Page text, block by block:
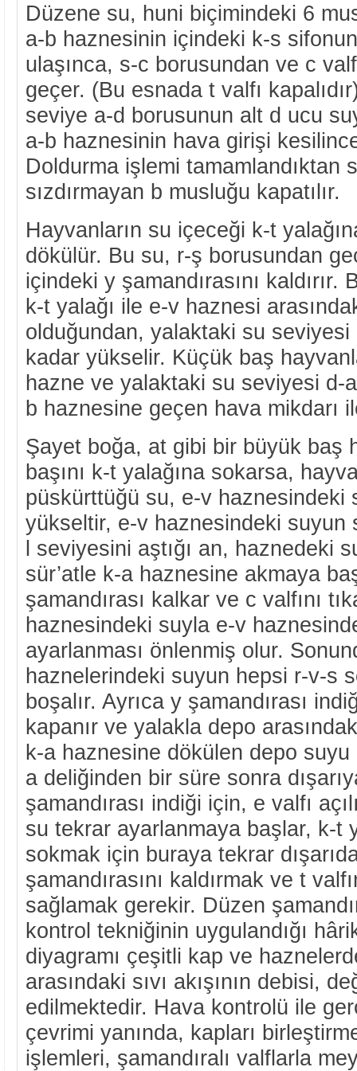
Düzene su, huni biçimindeki 6
a-b haznesinin içindeki k-s
ulaşınca, s-c borusundan ve c
geçer. (Bu esnada t valfı
seviye a-d borusunun alt d ucu
a-b haznesinin hava girişi
Doldurma işlemi tamamlandıktan
sızdırmayan b musluğu kapatılır.
Hayvanların su içeceği k-t
dökülür. Bu su, r-ş borusundan
içindeki y şamandırasını kaldırır.
k-t yalağı ile e-v haznesi
olduğundan, yalaktaki su
kadar yükselir. Küçük baş
hazne ve yalaktaki su seviyesi d-
b haznesine geçen hava mikdarı
Şayet boğa, at gibi bir büyük baş
başını k-t yalağına sokarsa,
püskürttüğü su, e-v haznesindeki
yükseltir, e-v haznesindeki suyun
l seviyesini aştığı an, haznedeki
sür’atle k-a haznesine akmaya
şamandırası kalkar ve c valfını
haznesindeki suyla e-v
ayarlanması önlenmiş olur.
haznelerindeki suyun hepsi r-v-s
boşalır. Ayrıca y şamandırası
kapanır ve yalakla depo
k-a haznesine dökülen depo
a deliğinden bir süre sonra
şamandırası indiği için, e valfı
su tekrar ayarlanmaya başlar, k-t
sokmak için buraya tekrar
şamandırasını kaldırmak ve t
sağlamak gerekir. Düzen
kontrol tekniğinin uygulandığı
diyagramı çeşitli kap ve
arasındaki sıvı akışının debisi,
edilmektedir. Hava kontrolü ile
çevrimi yanında, kapları
işlemleri, şamandıralı valflarla